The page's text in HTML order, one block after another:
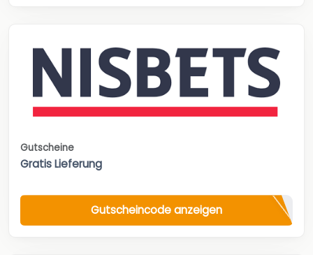
Gutscheine
Gratis Lieferung
Gutscheincode anzeigen